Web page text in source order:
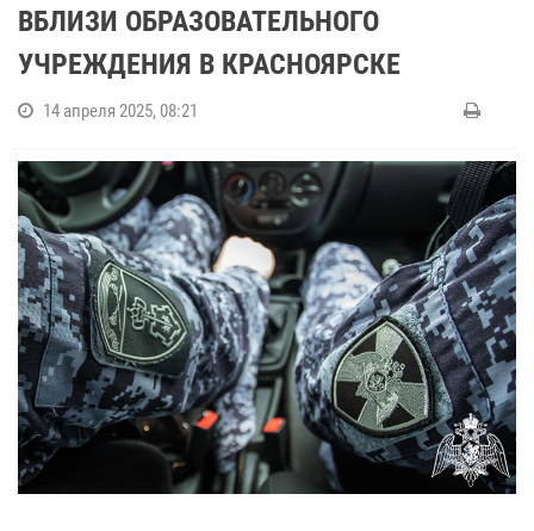
ВБЛИЗИ ОБРАЗОВАТЕЛЬНОГО
УЧРЕЖДЕНИЯ В КРАСНОЯРСКЕ
14 апреля 2025, 08:21